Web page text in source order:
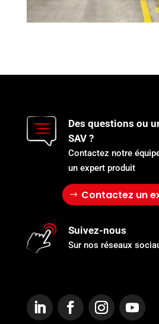
Des questions ou
SAV ?
Contactez notre
un expert produit
Contactez un
Suivez-nous
Sur nos réseaux